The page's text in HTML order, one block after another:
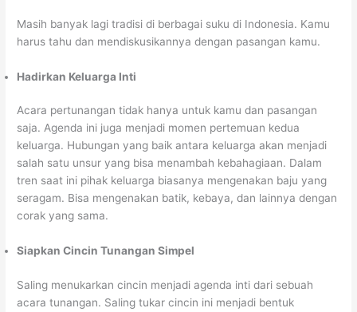
Masih banyak lagi tradisi di berbagai suku di Indonesia. Kamu
harus tahu dan mendiskusikannya dengan pasangan kamu.
Hadirkan Keluarga Inti
Acara pertunangan tidak hanya untuk kamu dan pasangan
saja. Agenda ini juga menjadi momen pertemuan kedua
keluarga. Hubungan yang baik antara keluarga akan menjadi
salah satu unsur yang bisa menambah kebahagiaan. Dalam
tren saat ini pihak keluarga biasanya mengenakan baju yang
seragam. Bisa mengenakan batik, kebaya, dan lainnya dengan
corak yang sama.
Siapkan Cincin Tunangan Simpel
Saling menukarkan cincin menjadi agenda inti dari sebuah
acara tunangan. Saling tukar cincin ini menjadi bentuk